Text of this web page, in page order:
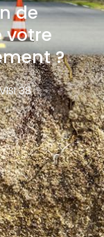
de
votre
?
38